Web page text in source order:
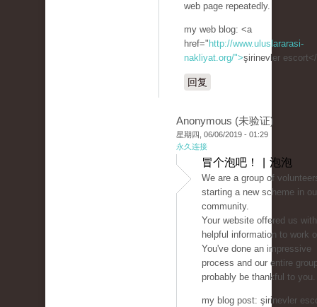
web page repeatedly.
my web blog: <a
href=" http://www.uluslararasi-
nakliyat.org/">şirinevler
回复
Anonymous (未验证)
星期四, 06/06/2019 - 01:29
永久连接
冒个泡吧！ | 泡泡
We are a group of
starting a new scheme in
community.
Your website offered us with
helpful information to work
You've done an impressive
process and our entire
probably be thankful to you.
my blog post: şirinevler